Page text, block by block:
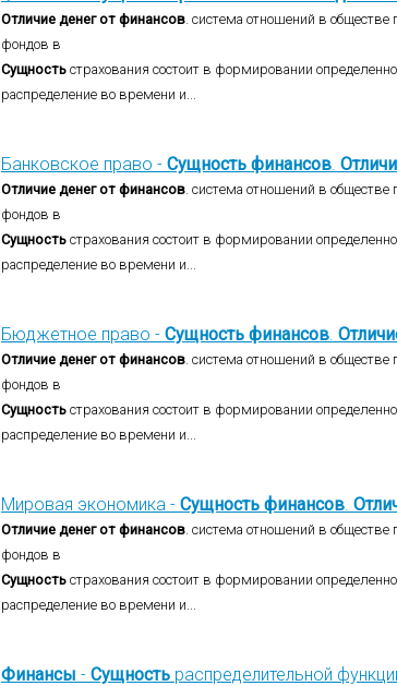
Отличие денег от финансов. система отношений в
фондов в
Сущность страхования состоит в формировании
распределение во времени и...
Банковское право - Сущность финансов.
Отличие денег от финансов. система отношений в
фондов в
Сущность страхования состоит в формировании
распределение во времени и...
Бюджетное право - Сущность финансов.
Отличие денег от финансов. система отношений в
фондов в
Сущность страхования состоит в формировании
распределение во времени и...
Мировая экономика - Сущность финансов.
Отличие денег от финансов. система отношений в
фондов в
Сущность страхования состоит в формировании
распределение во времени и...
Финансы - Сущность распределительной